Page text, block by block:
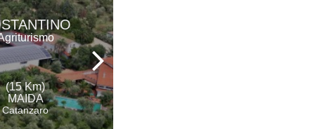
(15 Km)
MAIDA
Catanzaro